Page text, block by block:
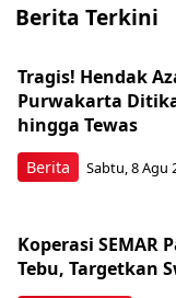
Berita Terkini
Berita
Tragis! Hendak
Purwakarta
hingga Tewas
Sabtu, 8 Agu
Koperasi SEMAR
Tebu, Targetkan